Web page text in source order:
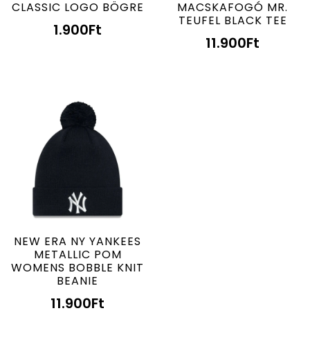
CLASSIC LOGO BÖGRE
1.900Ft
MACSKAFOGÓ MR.
TEUFEL BLACK TEE
11.900Ft
NEW ERA NY YANKEES
METALLIC POM
WOMENS BOBBLE KNIT
BEANIE
11.900Ft